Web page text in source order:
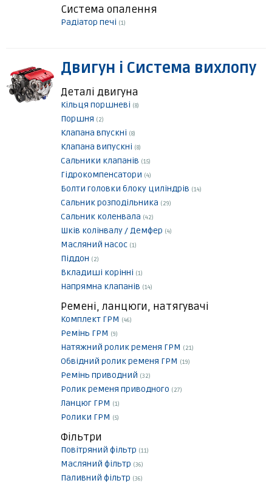
Система опалення
Радіатор печі (1)
Двигун і Система вихлопу
Деталі двигуна
Кільця поршневі (8)
Поршня (2)
Клапана впускні (8)
Клапана випускні (8)
Сальники клапанів (15)
Гідрокомпенсатори (4)
Болти головки блоку циліндрів (14)
Сальник розподільника (29)
Сальник коленвала (42)
Шків колінвалу / Демфер (4)
Масляний насос (1)
Піддон (2)
Вкладиші корінні (1)
Напрямна клапанів (14)
Ремені, ланцюги, натягувачі
Комплект ГРМ (46)
Ремінь ГРМ (9)
Натяжний ролик ременя ГРМ (21)
Обвідний ролик ременя ГРМ (19)
Ремінь приводний (32)
Ролик ременя приводного (27)
Ланцюг ГРМ (1)
Ролики ГРМ (5)
Фільтри
Повітряний фільтр (11)
Масляний фільтр (36)
Паливний фільтр (36)